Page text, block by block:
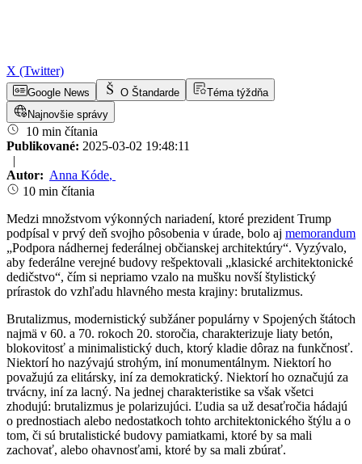
X (Twitter)
Google News O Štandarde
Téma týždňa
Najnovšie správy
10 min čítania
Publikované: 2025-03-02 19:48:11
|
Autor: Anna Kóde,
10 min čítania
Medzi množstvom výkonných nariadení, ktoré prezident Trump
podpísal v prvý deň svojho pôsobenia v úrade, bolo aj memorandum
„Podpora nádhernej federálnej občianskej architektúry“. Vyzývalo,
aby federálne verejné budovy rešpektovali „klasické architektonické
dedičstvo“, čím si nepriamo vzalo na mušku novší štylistický
prírastok do vzhľadu hlavného mesta krajiny: brutalizmus.
Brutalizmus, modernistický subžáner populárny v Spojených štátoch
najmä v 60. a 70. rokoch 20. storočia, charakterizuje liaty betón,
blokovitosť a minimalistický duch, ktorý kladie dôraz na funkčnosť.
Niektorí ho nazývajú strohým, iní monumentálnym. Niektorí ho
považujú za elitársky, iní za demokratický. Niektorí ho označujú za
trvácny, iní za lacný. Na jednej charakteristike sa však všetci
zhodujú: brutalizmus je polarizujúci. Ľudia sa už desaťročia hádajú
o prednostiach alebo nedostatkoch tohto architektonického štýlu a o
tom, či sú brutalistické budovy pamiatkami, ktoré by sa mali
zachovať, alebo ohavnosťami, ktoré by sa mali zbúrať.